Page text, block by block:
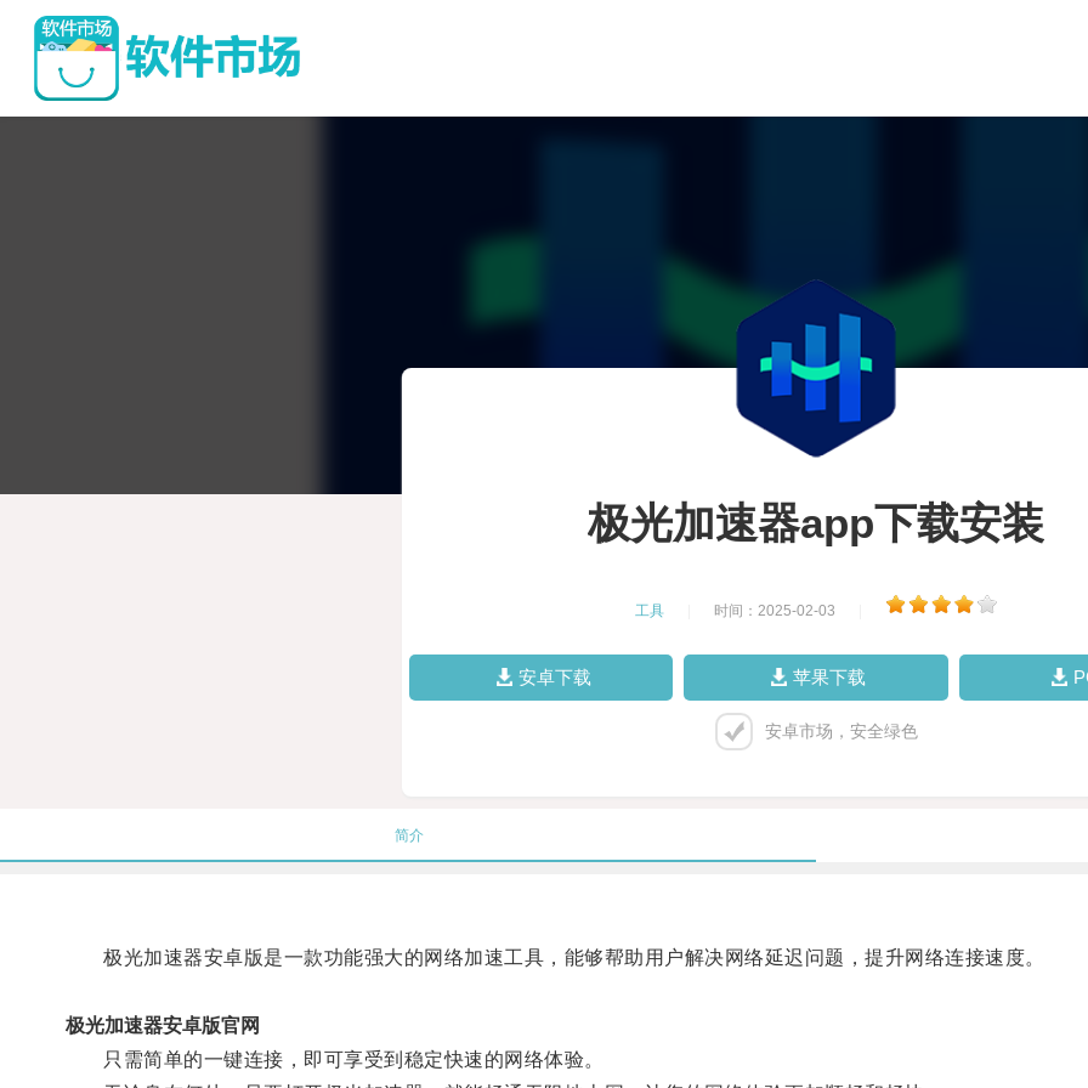
极光加速器app下载安装
工具 时间：2025-02-03
安卓下载 苹果下载
安卓市场，安全绿色
简介
极光加速器安卓版是一款功能强大的网络加速工具，能够帮助用户解决网络延迟问题，提升网络连接速度。
极光加速器安卓版官网
只需简单的一键连接，即可享受到稳定快速的网络体验。